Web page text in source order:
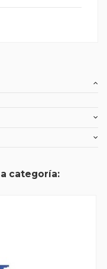
categoría: